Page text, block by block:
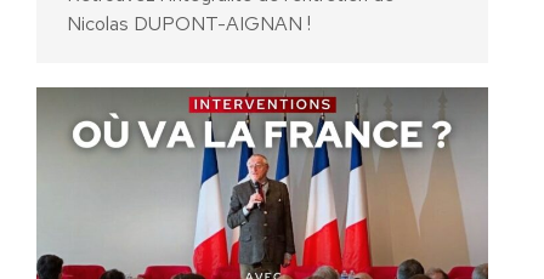
Nicolas DUPONT-AIGNAN !